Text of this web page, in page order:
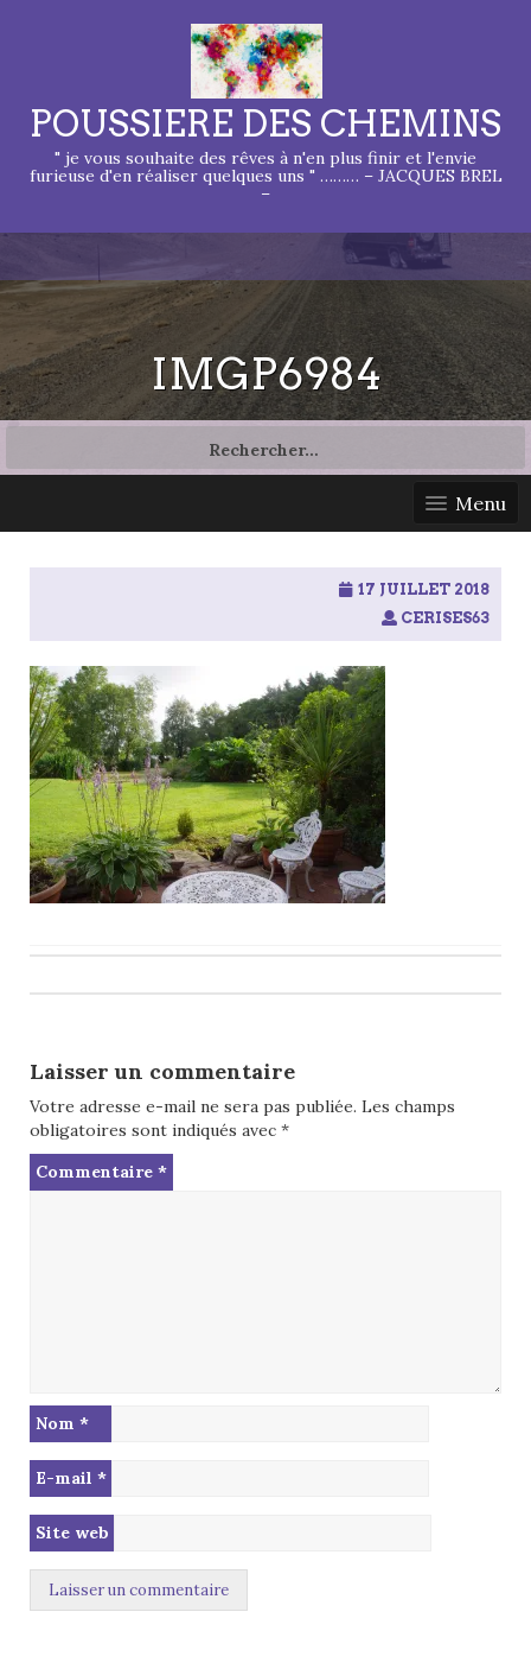
POUSSIERE DES CHEMINS
" je vous souhaite des rêves à n'en plus finir et l'envie
furieuse d'en réaliser quelques uns " ……… – JACQUES BREL
–
IMGP6984
Menu
17 JUILLET 2018
CERISES63
navigation
Laisser un commentaire
Votre adresse e-mail ne sera pas publiée. Les champs
obligatoires sont indiqués avec *
Commentaire *
Nom *
E-mail *
Site web